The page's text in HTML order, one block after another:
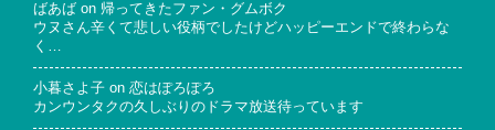
ばあば on 帰ってきたファン・グムボク
ウヌさん辛くて悲しい役柄でしたけどハッピーエンドで終わらな
く…
小暮さよ子 on 恋はぽろぽろ
カンウンタクの久しぶりのドラマ放送待っています